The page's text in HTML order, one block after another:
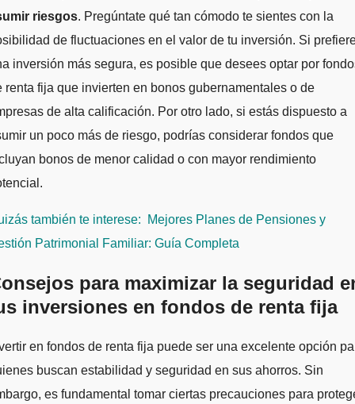
riesgos. Pregúntate qué tan cómodo te sientes con la
de fluctuaciones en el valor de tu inversión. Si
inversión más segura, es posible que desees optar por
renta fija que invierten en bonos gubernamentales o de
de alta calificación. Por otro lado, si estás dispuesto a
un poco más de riesgo, podrías considerar fondos que
bonos de menor calidad o con mayor rendimiento
también te interese:
Mejores Planes de Pensiones y
Patrimonial Familiar: Guía Completa
para maximizar la seguridad
inversiones en fondos de renta fija
en fondos de renta fija puede ser una excelente opción
buscan estabilidad y seguridad en sus ahorros. Sin
es fundamental tomar ciertas precauciones para